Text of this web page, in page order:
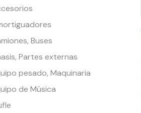
Buses
Partes externas
pesado, Maquinaria
de Música